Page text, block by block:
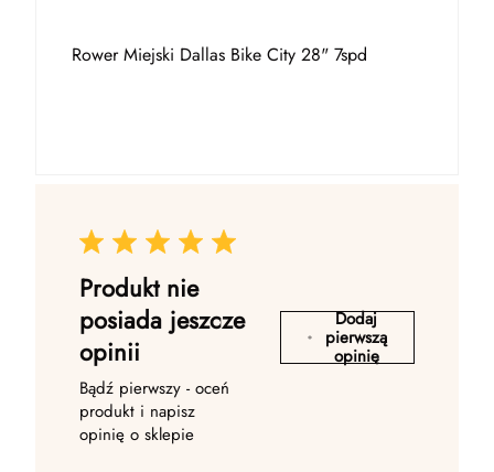
Rower Miejski Dallas Bike City 28" 7spd
Produkt nie
posiada jeszcze
opinii
Bądź pierwszy - oceń
produkt i napisz
opinię o sklepie
Dodaj
pierwszą
opinię